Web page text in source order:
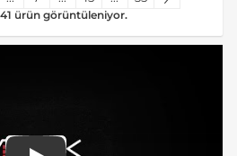
ürün görüntüleniyor.